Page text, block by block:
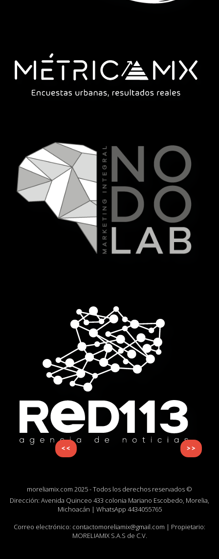
<< >>
moreliamix.com 2025 - Todos los derechos reservados ©
Dirección: Avenida Quinceo 433 colonia Mariano Escobedo, Morelia,
Michoacán | WhatsApp 4434055765
Correo electrónico: contactomoreliamix@gmail.com | Propietario:
MORELIAMIX S.A.S de C.V.